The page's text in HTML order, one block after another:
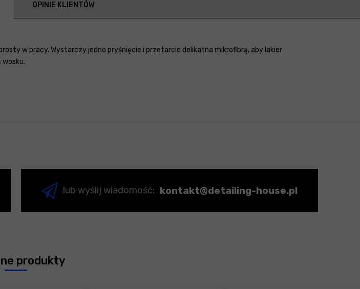
OPINIE KLIENTÓW
w pracy. Wystarczy jedno pryśnięcie i przetarcie delikatna mikrofibrą, aby lakier
wosku.
lub wyślij wiadomość: kontakt@detailing-house.pl
produkty